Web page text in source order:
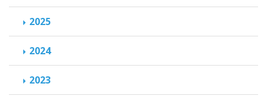
2025
2024
2023